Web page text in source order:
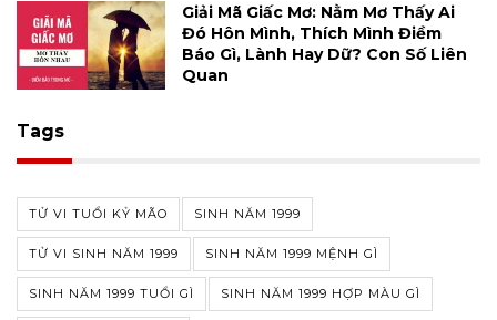
Giải Mã Giấc Mơ: Nằm Mơ Thấy Ai
Đó Hôn Mình, Thích Mình Điềm
Báo Gì, Lành Hay Dữ? Con Số Liên
Quan
Tags
TỬ VI TUỔI KỶ MÃO SINH NĂM 1999
TỬ VI SINH NĂM 1999 SINH NĂM 1999 MỆNH GÌ
SINH NĂM 1999 TUỔI GÌ SINH NĂM 1999 HỢP MÀU GÌ